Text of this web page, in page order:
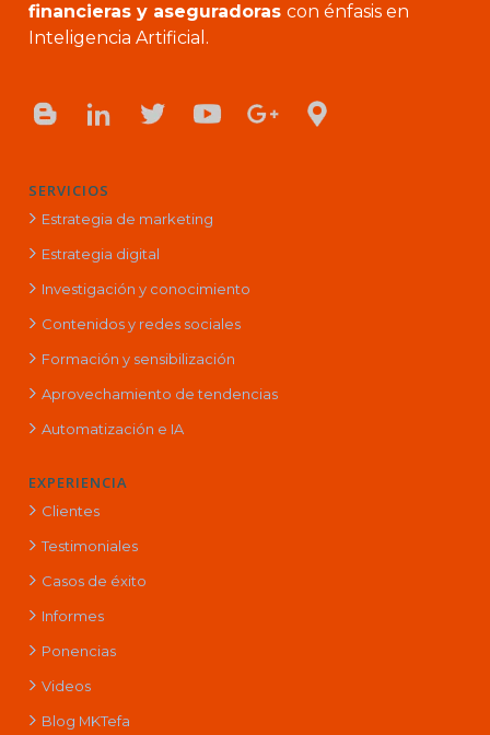
financieras y aseguradoras con énfasis en
Inteligencia Artificial.
SERVICIOS
Estrategia de marketing
Estrategia digital
Investigación y conocimiento
Contenidos y redes sociales
Formación y sensibilización
Aprovechamiento de tendencias
Automatización e IA
EXPERIENCIA
Clientes
Testimoniales
Casos de éxito
Informes
Ponencias
Videos
Blog MKTefa